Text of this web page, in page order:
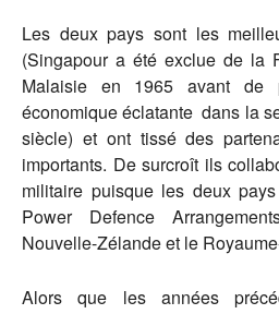
Les deux pays sont les
(Singapour a été exclue de la
Malaisie en 1965 avant de
économique éclatante dans la
siècle) et ont tissé des
importants. De surcroît ils
militaire puisque les deux
Power Defence
Nouvelle-Zélande et le
Alors que les années